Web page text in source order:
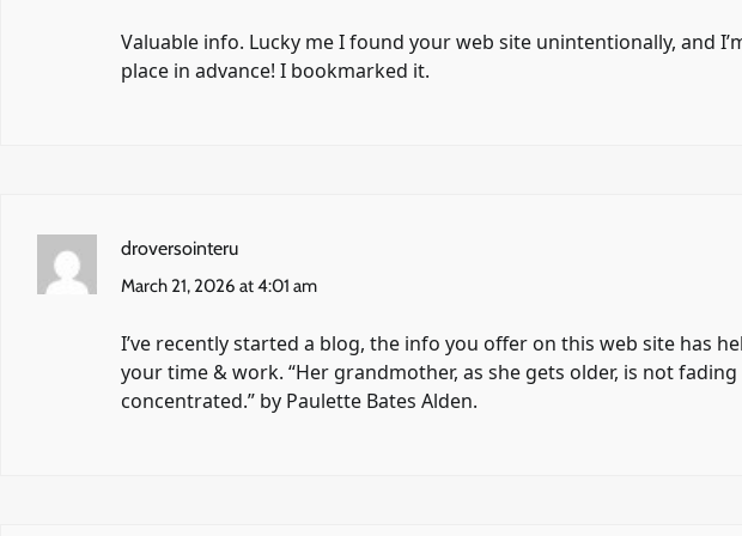
Valuable info. Lucky me I found your web site unintentionally, and
place in advance! I bookmarked it.
droversointeru
March 21, 2026 at 4:01 am
I’ve recently started a blog, the info you offer on this web site has
your time & work. “Her grandmother, as she gets older, is not
concentrated.” by Paulette Bates Alden.